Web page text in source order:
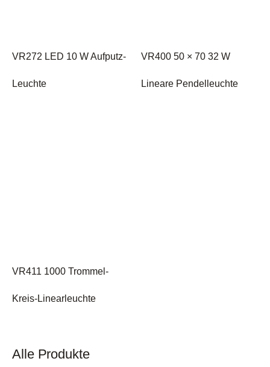
Alle Produkte
VR272 LED 10 W Aufputz-
Leuchte
VR400 50 × 70 32 W
Lineare Pendelleuchte
VR411 1000 Trommel-
Kreis-Linearleuchte